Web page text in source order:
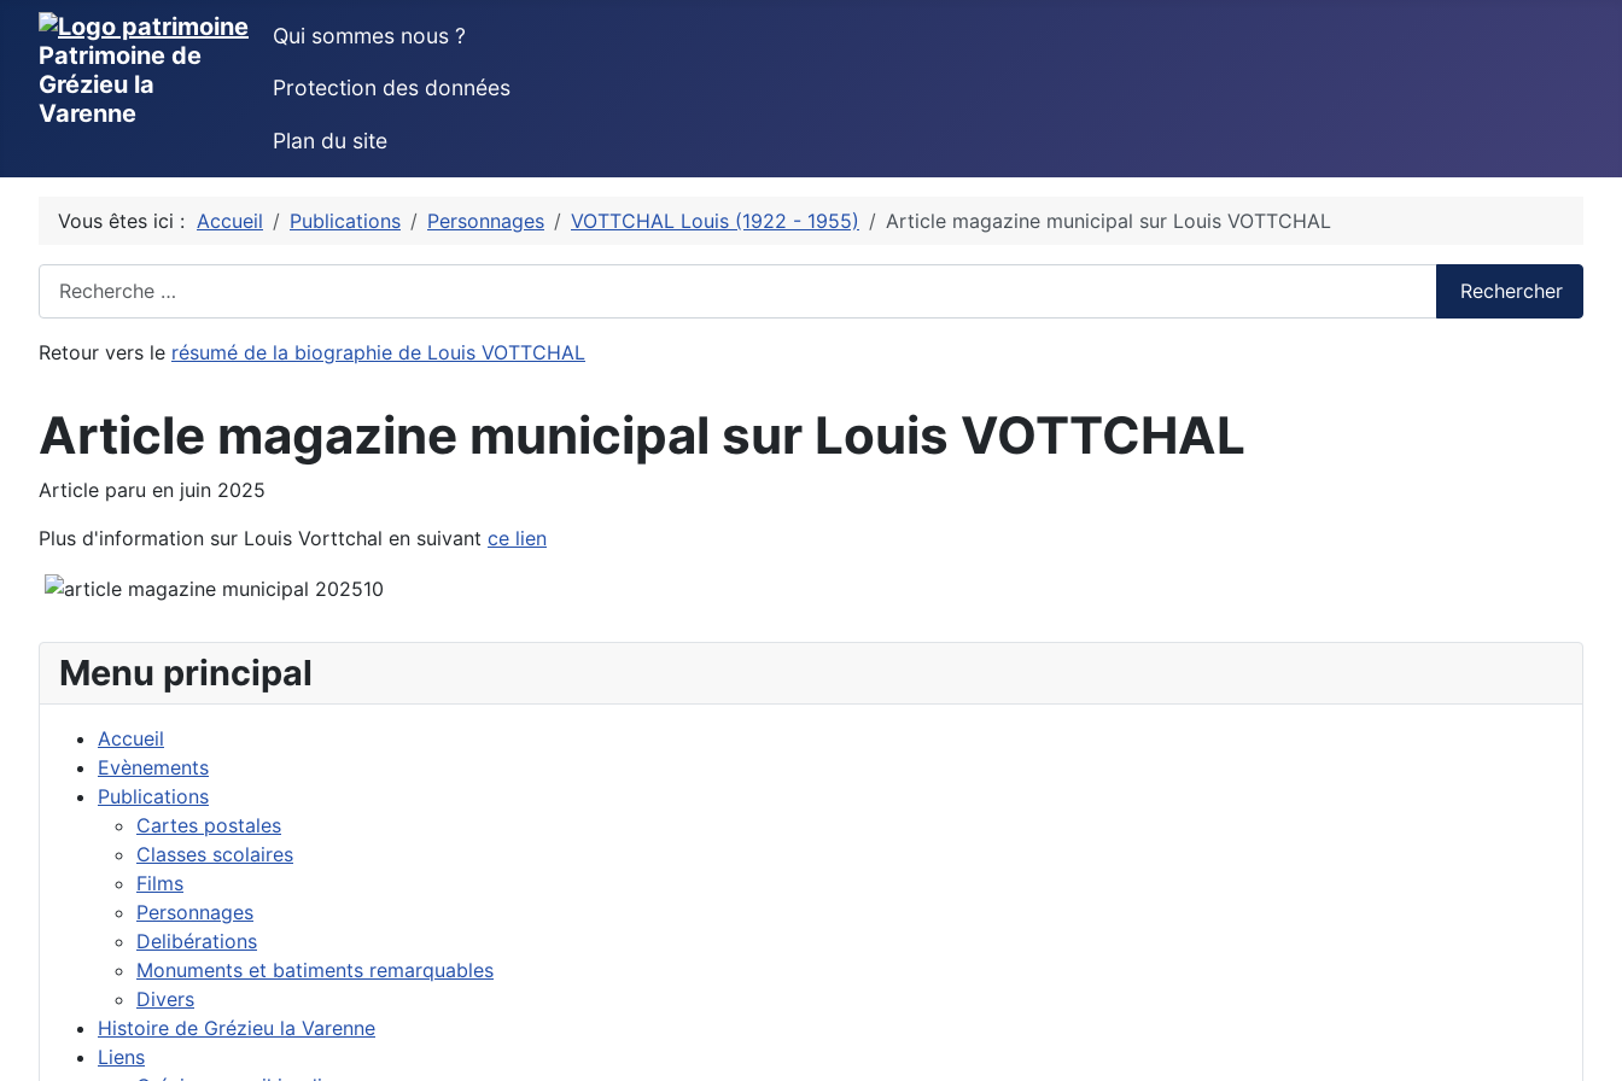
Patrimoine de
Grézieu la
Varenne
Qui sommes nous ?
Protection des données
Plan du site
Menu principal
Accueil
Evènements
Publications
Cartes postales
Classes scolaires
Films
Personnages
Delibérations
Monuments et batiments remarquables
Divers
Histoire de Grézieu la Varenne
Liens
Vous êtes ici : Accueil Publications Personnages VOTTCHAL Louis (1922 - 1955) Article magazine municipal sur Louis VOTTCHAL
Rechercher
Retour vers le résumé de la biographie de Louis VOTTCHAL
Article magazine municipal sur Louis VOTTCHAL
Article paru en juin 2025
Plus d'information sur Louis Vorttchal en suivant ce lien